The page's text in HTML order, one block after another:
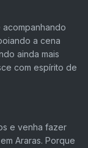
acompanhando
a cena
ainda mais
com espírito de
e venha fazer
Araras. Porque